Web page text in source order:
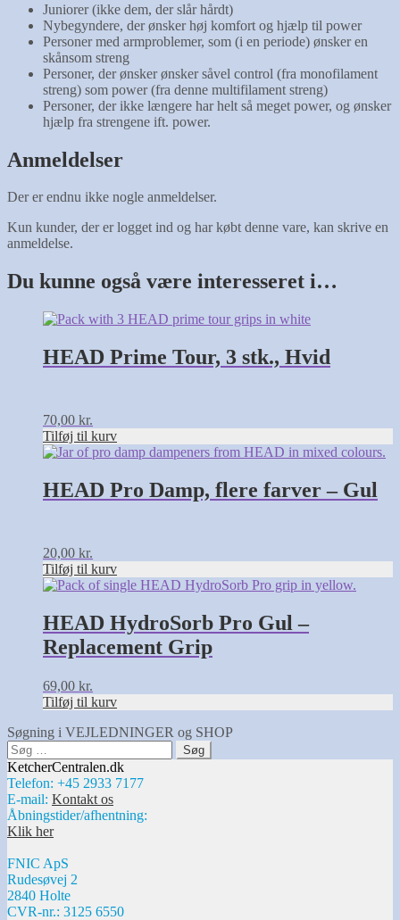
Juniorer (ikke dem, der slår hårdt)
Nybegyndere, der ønsker høj komfort og hjælp til power
Personer med armproblemer, som (i en periode) ønsker en
skånsom streng
Personer, der ønsker ønsker såvel control (fra monofilament
streng) som power (fra denne multifilament streng)
Personer, der ikke længere har helt så meget power, og ønsker
hjælp fra strengene ift. power.
Anmeldelser
Der er endnu ikke nogle anmeldelser.
Kun kunder, der er logget ind og har købt denne vare, kan skrive en
anmeldelse.
Du kunne også være interesseret i…
HEAD Prime Tour, 3 stk., Hvid
70,00 kr.
Tilføj til kurv
HEAD Pro Damp, flere farver – Gul
20,00 kr.
Tilføj til kurv
HEAD HydroSorb Pro Gul –
Replacement Grip
69,00 kr.
Tilføj til kurv
Søgning i VEJLEDNINGER og SHOP
Søg
efter:
KetcherCentralen.dk
Telefon: +45 2933 7177
E-mail: Kontakt os
Åbningstider/afhentning:
Klik her
FNIC ApS
Rudesøvej 2
2840 Holte
CVR-nr.: 3125 6550